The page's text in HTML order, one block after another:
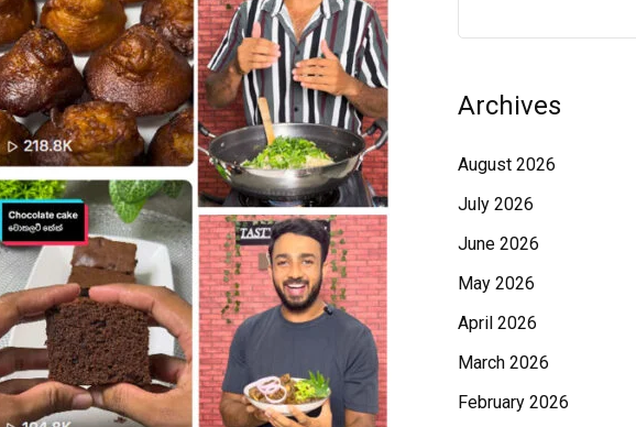
Archives
August 2026
July 2026
June 2026
May 2026
April 2026
March 2026
February 2026